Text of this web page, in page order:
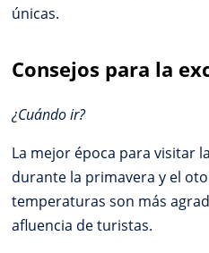
únicas.
Consejos para la
¿Cuándo ir?
La mejor época para visitar
durante la primavera y el
temperaturas son más
afluencia de turistas.